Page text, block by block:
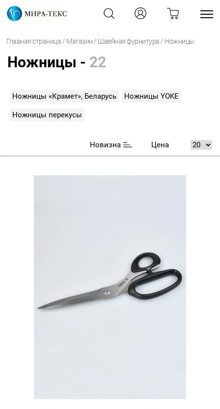
Главная страница / Магазин / Швейная фурнитура / Ножницы
Ножницы - 22
Ножницы «Крамет», Беларусь Ножницы YOKE
Ножницы перекусы
Новизна Цена